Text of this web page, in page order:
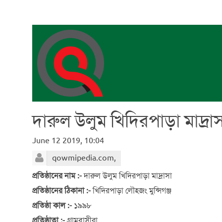
দারুল উলুম খিদিরপাড়া
June 12 2019, 10:04
qowmipedia.com,
প্রতিষ্ঠানের নাম :-দারুল উলুম খিদিরপাড়া মাদ্রাসা
প্রতিষ্ঠানের ঠিকানা :-খিদিরপাড়া লৌহজং মুন্সিগঞ্জ
প্রতিষ্ঠা কাল :- ১৯৯৮